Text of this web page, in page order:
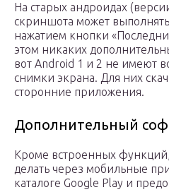
На старых андроидах
скриншота может
нажатием кнопки
этом никаких
вот Android 1 и 2 не имеют
снимки экрана. Для них
сторонние приложения.
Дополнительный
Кроме встроенных
делать через мобильные
каталоге Google Play и